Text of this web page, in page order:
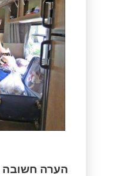
הערה חשובה